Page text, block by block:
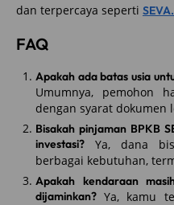
dan terpercaya seperti
FAQ
Apakah ada batas usia
Umumnya, pemohon
dengan syarat dokumen
Bisakah pinjaman BPKB
investasi? Ya, dana
berbagai kebutuhan,
Apakah kendaraan
dijaminkan? Ya, kamu